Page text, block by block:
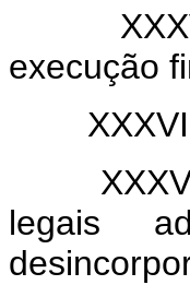
XXXV -
execução
XXXVI -
XXXVII -
legais